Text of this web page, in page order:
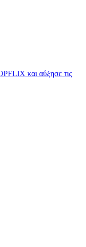
και αύξησε τις